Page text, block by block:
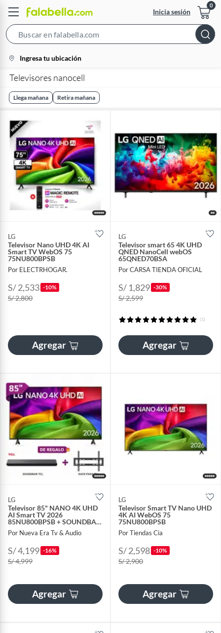
Inicia sesión
Bar
location-
icon
Ingresa tu ubicación
Televisores nanocell
Llega mañana Retira mañana
LG
Televisor Nano UHD 4K AI
Smart TV WebOS 75
75NU800BPSB
Por ELECTRHOGAR.
S/ 2,533 -10%
S/ 2,800
Agregar
LG
Televisor smart 65 4K UHD
QNED NanoCell webOS
65QNED70BSA
Por CARSA TIENDA OFICIAL
S/ 1,829 -30%
S/ 2,599
(1)
Agregar
LG
Televisor 85" NANO 4K UHD
AI Smart TV 2026
85NU800BPSB + SOUNDBAR
TCL + RACK
Por Nueva Era Tv & Audio
S/ 4,199 -16%
S/ 4,999
Agregar
LG
Televisor Smart TV Nano UHD
4K AI WebOS 75
75NU800BPSB
Por Tiendas Cia
S/ 2,598 -10%
S/ 2,900
Agregar